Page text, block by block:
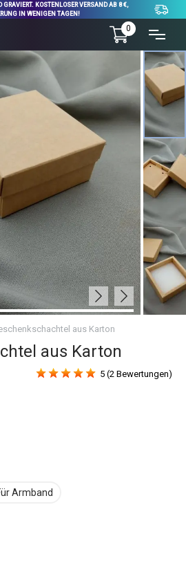
KOSTENLOSER VERSAND AB 8 €,
IN WENIGEN TAGEN!
0
aus Karton
aus Karton
5 (2 Bewertungen)
Armband